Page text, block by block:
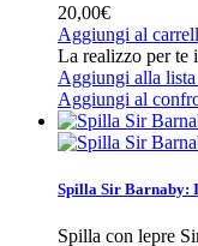
20,00€
Aggiungi al
La realizzo per te
Aggiungi alla lista
Aggiungi al
Spilla Sir Barnaby:
Spilla con lepre